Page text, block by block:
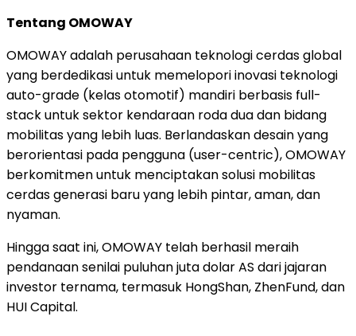
Tentang OMOWAY
OMOWAY adalah perusahaan teknologi cerdas global
yang berdedikasi untuk memelopori inovasi teknologi
auto-grade (kelas otomotif) mandiri berbasis full-
stack untuk sektor kendaraan roda dua dan bidang
mobilitas yang lebih luas. Berlandaskan desain yang
berorientasi pada pengguna (user-centric), OMOWAY
berkomitmen untuk menciptakan solusi mobilitas
cerdas generasi baru yang lebih pintar, aman, dan
nyaman.
Hingga saat ini, OMOWAY telah berhasil meraih
pendanaan senilai puluhan juta dolar AS dari jajaran
investor ternama, termasuk HongShan, ZhenFund, dan
HUI Capital.